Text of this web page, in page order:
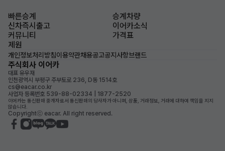
빠른승계
승계차량
신차즉시출고
이어카소식
커뮤니티
가격표
제원
개인정보처리방침이용약관채용공고공지사항브랜드
주식회사 이어카
대표 유우재
인천광역시 부평구 주부토로 236, D동 1514호
cs@eacar.co.kr
사업자 등록번호 539-88-02334 | 1877-2520
이어카는 통신판매 중개자로서 통신판매의 당사자가 아니며, 상품, 거래정보, 거래에 대하여 책임을 지지
않습니다.
Copyrightⓒ eacar. All right reserved.